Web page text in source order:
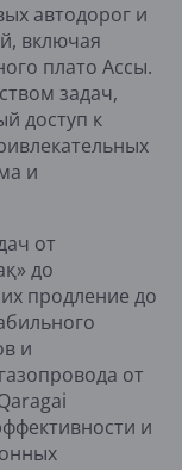
автодорог и
включая
плато Ассы.
задач,
доступ к
и
от
до
продление до
и
от
и